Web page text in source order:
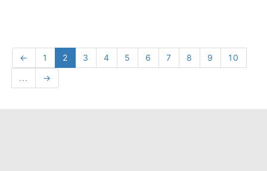
← 1 2 3 4 5 6 7 8 9
10
...
→